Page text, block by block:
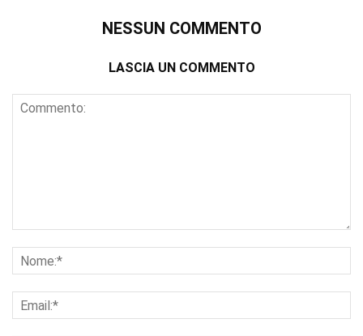
NESSUN COMMENTO
LASCIA UN COMMENTO